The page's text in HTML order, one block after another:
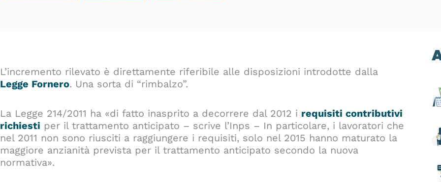
L’incremento rilevato è direttamente riferibile alle disposizioni introdotte dalla
Legge Fornero. Una sorta di “rimbalzo”.
La Legge 214/2011 ha «di fatto inasprito a decorrere dal 2012 i requisiti contributivi
richiesti per il trattamento anticipato – scrive l’Inps – In particolare, i lavoratori che
nel 2011 non sono riusciti a raggiungere i requisiti, solo nel 2015 hanno maturato la
maggiore anzianità prevista per il trattamento anticipato secondo la nuova
normativa».